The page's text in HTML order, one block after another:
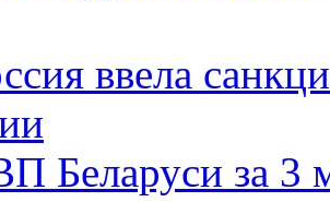
ввела
Беларуси за 3